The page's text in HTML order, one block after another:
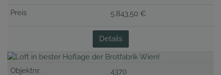
5.843,50 €
Details
4370